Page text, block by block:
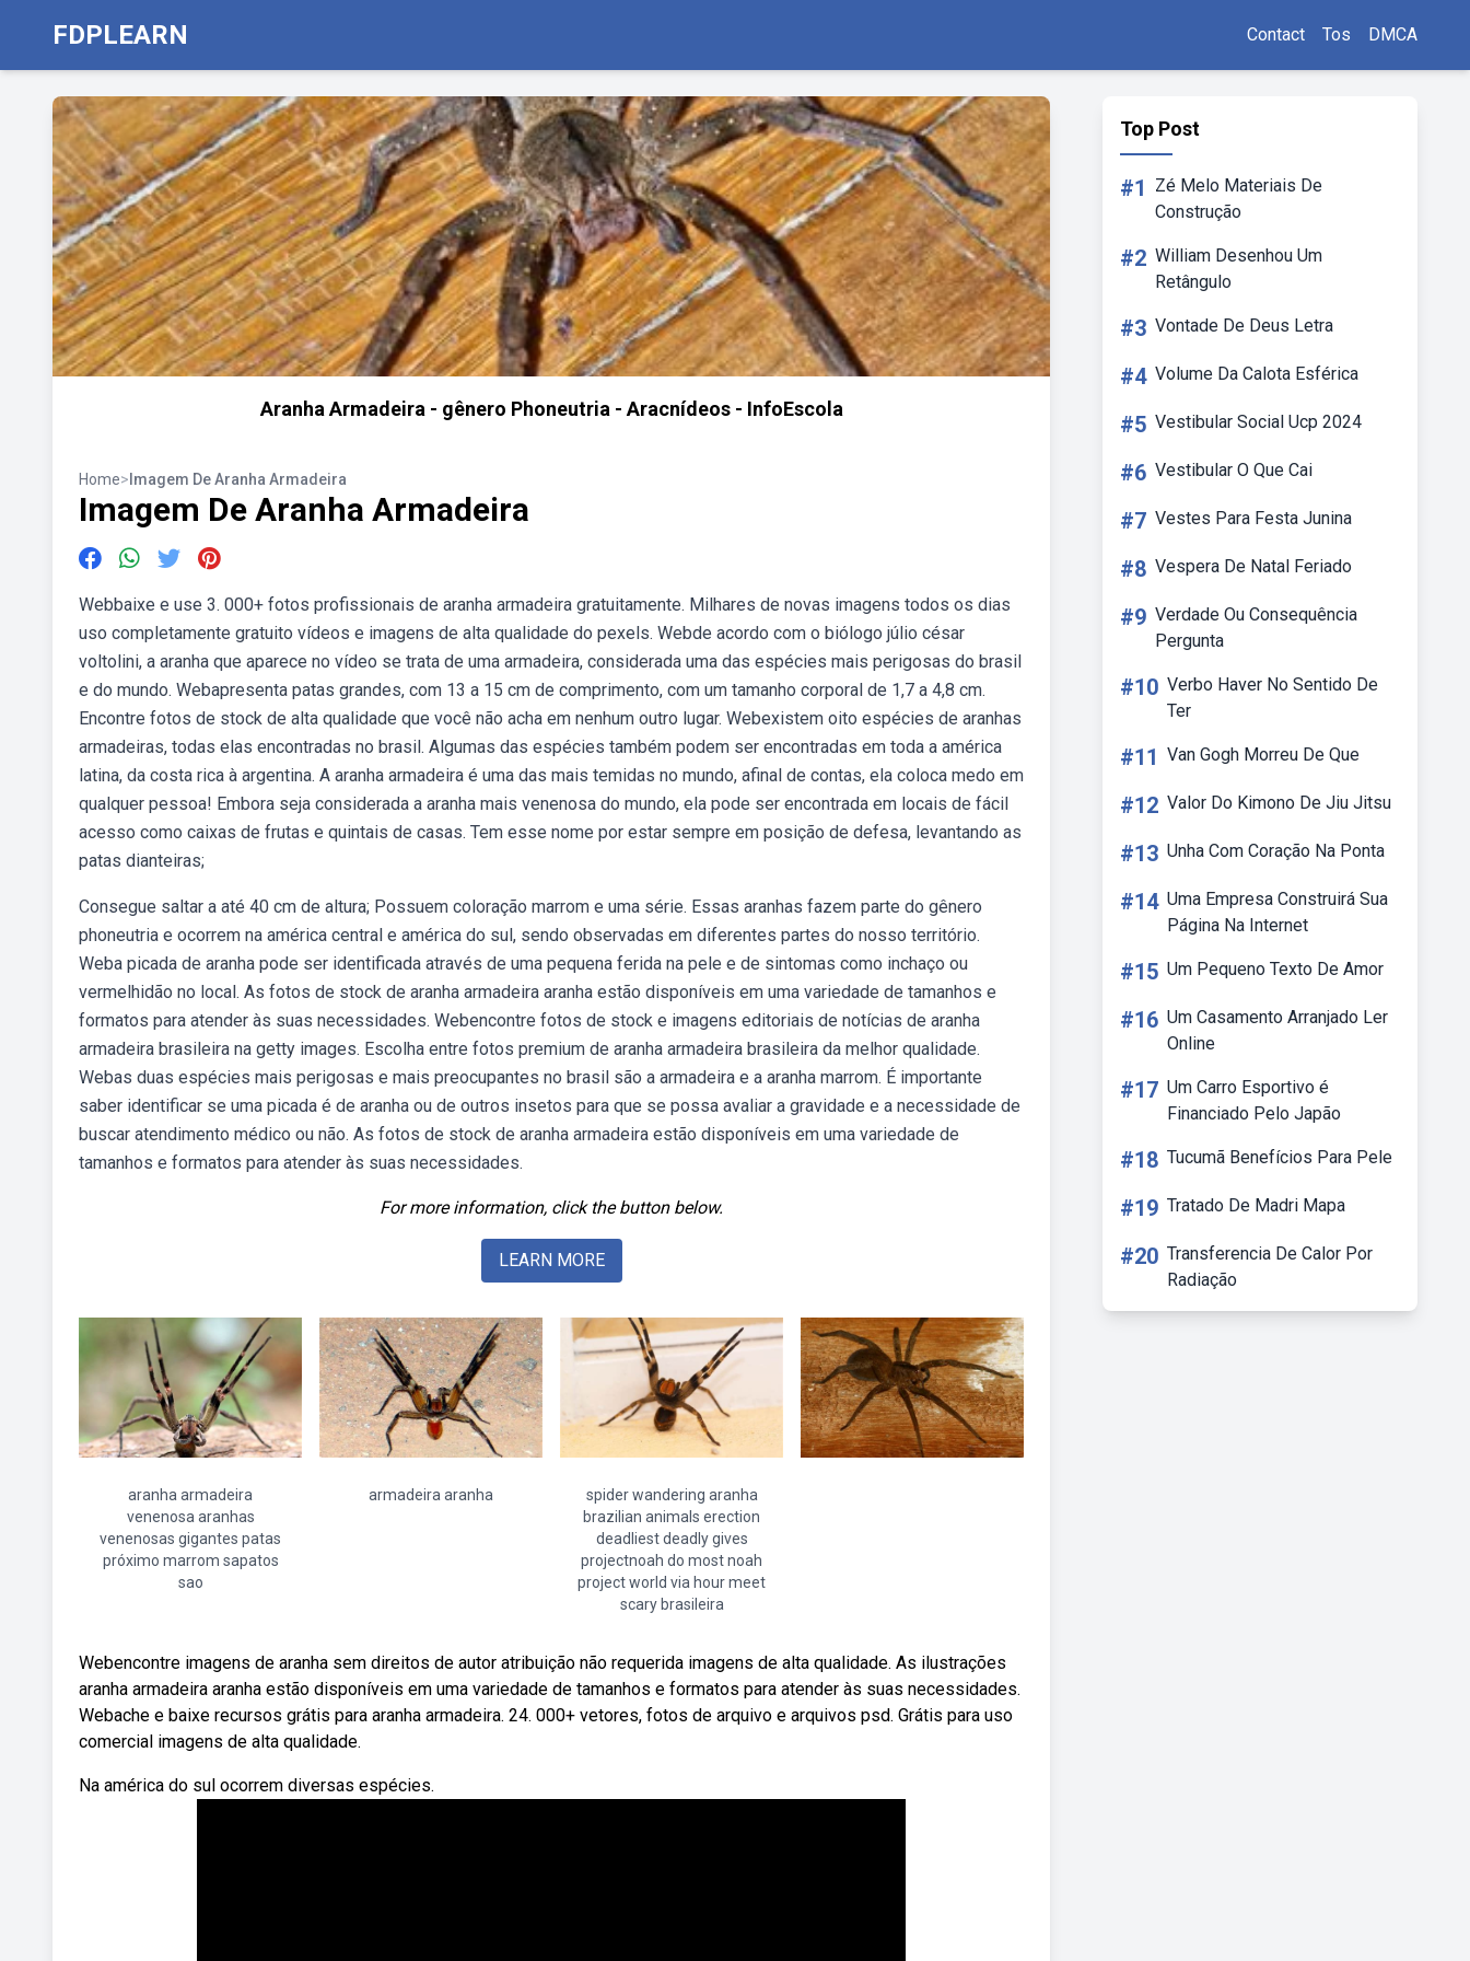
FDPLEARN Contact Tos DMCA
Aranha Armadeira - gênero Phoneutria - Aracnídeos - InfoEscola
Home> Imagem De Aranha Armadeira
Imagem De Aranha Armadeira
Webbaixe e use 3. 000+ fotos profissionais de aranha armadeira gratuitamente. Milhares de novas imagens todos os dias
uso completamente gratuito vídeos e imagens de alta qualidade do pexels. Webde acordo com o biólogo júlio césar
voltolini, a aranha que aparece no vídeo se trata de uma armadeira, considerada uma das espécies mais perigosas do brasil
e do mundo. Webapresenta patas grandes, com 13 a 15 cm de comprimento, com um tamanho corporal de 1,7 a 4,8 cm.
Encontre fotos de stock de alta qualidade que você não acha em nenhum outro lugar. Webexistem oito espécies de aranhas
armadeiras, todas elas encontradas no brasil. Algumas das espécies também podem ser encontradas em toda a américa
latina, da costa rica à argentina. A aranha armadeira é uma das mais temidas no mundo, afinal de contas, ela coloca medo em
qualquer pessoa! Embora seja considerada a aranha mais venenosa do mundo, ela pode ser encontrada em locais de fácil
acesso como caixas de frutas e quintais de casas. Tem esse nome por estar sempre em posição de defesa, levantando as
patas dianteiras;
Consegue saltar a até 40 cm de altura; Possuem coloração marrom e uma série. Essas aranhas fazem parte do gênero
phoneutria e ocorrem na américa central e américa do sul, sendo observadas em diferentes partes do nosso território.
Weba picada de aranha pode ser identificada através de uma pequena ferida na pele e de sintomas como inchaço ou
vermelhidão no local. As fotos de stock de aranha armadeira aranha estão disponíveis em uma variedade de tamanhos e
formatos para atender às suas necessidades. Webencontre fotos de stock e imagens editoriais de notícias de aranha
armadeira brasileira na getty images. Escolha entre fotos premium de aranha armadeira brasileira da melhor qualidade.
Webas duas espécies mais perigosas e mais preocupantes no brasil são a armadeira e a aranha marrom. É importante
saber identificar se uma picada é de aranha ou de outros insetos para que se possa avaliar a gravidade e a necessidade de
buscar atendimento médico ou não. As fotos de stock de aranha armadeira estão disponíveis em uma variedade de
tamanhos e formatos para atender às suas necessidades.
For more information, click the button below.
LEARN MORE
aranha armadeira
venenosa aranhas
venenosas gigantes patas
próximo marrom sapatos
sao
armadeira aranha
spider wandering aranha
brazilian animals erection
deadliest deadly gives
projectnoah do most noah
project world via hour meet
scary brasileira
Webencontre imagens de aranha sem direitos de autor atribuição não requerida imagens de alta qualidade. As ilustrações
aranha armadeira aranha estão disponíveis em uma variedade de tamanhos e formatos para atender às suas necessidades.
Webache e baixe recursos grátis para aranha armadeira. 24. 000+ vetores, fotos de arquivo e arquivos psd. Grátis para uso
comercial imagens de alta qualidade.
Na américa do sul ocorrem diversas espécies.
Top Post
#1
Zé Melo Materiais De
Construção
#2 William Desenhou Um
Retângulo
#3 Vontade De Deus Letra
#4 Volume Da Calota Esférica
#5 Vestibular Social Ucp 2024
#6 Vestibular O Que Cai
#7 Vestes Para Festa Junina
#8 Vespera De Natal Feriado
#9 Verdade Ou Consequência
Pergunta
#10 Verbo Haver No Sentido De
Ter
#11 Van Gogh Morreu De Que
#12 Valor Do Kimono De Jiu Jitsu
#13 Unha Com Coração Na Ponta
#14 Uma Empresa Construirá Sua
Página Na Internet
#15 Um Pequeno Texto De Amor
#16 Um Casamento Arranjado Ler
Online
#17 Um Carro Esportivo é
Financiado Pelo Japão
#18 Tucumã Benefícios Para Pele
#19 Tratado De Madri Mapa
#20 Transferencia De Calor Por
Radiação